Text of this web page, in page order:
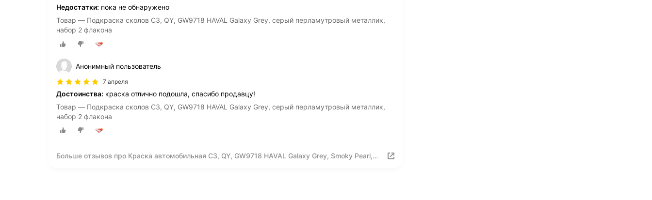
Недостатки: пока не обнаружено
Товар — Подкраска сколов C3, QY, GW9718 HAVAL Galaxy Grey, серый перламутровый металлик,
набор 2 флакона
Анонимный пользователь
7 апреля
Достоинства: краска отлично подошла, спасибо продавцу!
Товар — Подкраска сколов C3, QY, GW9718 HAVAL Galaxy Grey, серый перламутровый металлик,
набор 2 флакона
Больше отзывов про Краска автомобильная C3, QY, GW9718 HAVAL Galaxy Grey, Smoky Pearl,